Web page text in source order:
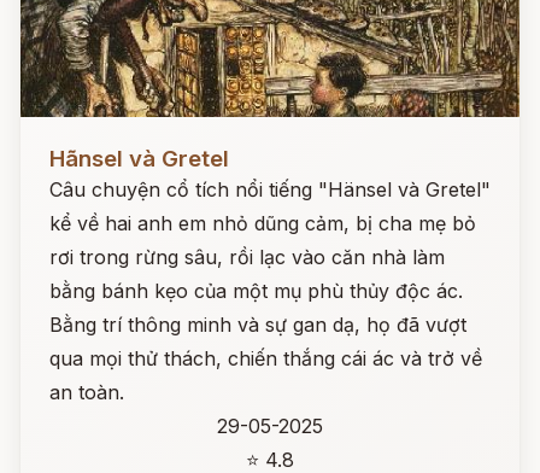
Hãnsel và Gretel
Câu chuyện cổ tích nổi tiếng "Hänsel và Gretel"
kể về hai anh em nhỏ dũng cảm, bị cha mẹ bỏ
rơi trong rừng sâu, rồi lạc vào căn nhà làm
bằng bánh kẹo của một mụ phù thủy độc ác.
Bằng trí thông minh và sự gan dạ, họ đã vượt
qua mọi thử thách, chiến thắng cái ác và trở về
an toàn.
29-05-2025
⭐ 4.8